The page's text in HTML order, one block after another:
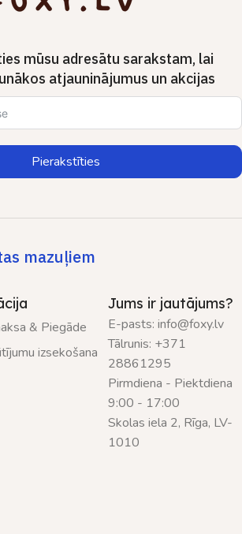
mūsu adresātu sarakstam, lai
atjauninājumus un akcijas
Pierakstīties
mazuļiem
& Piegāde
izsekošana
Jums ir jautājums?
E-pasts: info@foxy.lv
Tālrunis: +371
28861295
Pirmdiena - Piektdiena
9:00 - 17:00
Skolas iela 2, Rīga, LV-
1010